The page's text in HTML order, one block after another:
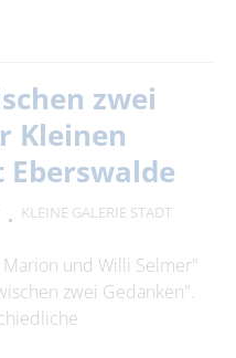
zwei
Kleinen
KLEINE GALERIE STADT
und Willi Selmer"
zwei Gedanken".